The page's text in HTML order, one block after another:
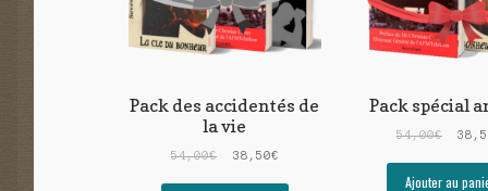
Pack des accidentés de
la vie
54,00€
Le38,50€Le
Pack spécial
54,00€
Le
Ajouter au